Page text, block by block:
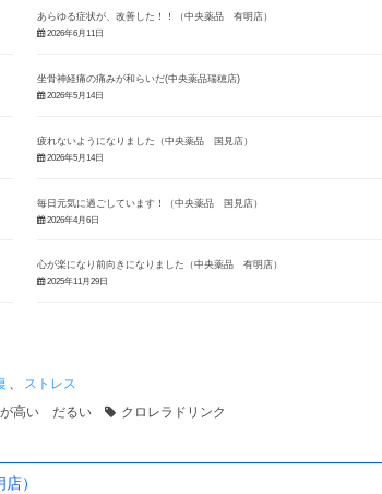
あらゆる症状が、改善した！！（中央薬品 有明店）
2026年6月11日
坐骨神経痛の痛みが和らいだ(中央薬品瑞穂店)
2026年5月14日
疲れないようになりました（中央薬品 国見店）
2026年5月14日
毎日元気に過ごしています！（中央薬品 国見店）
2026年4月6日
心が楽になり前向きになりました（中央薬品 有明店）
2025年11月29日
、 ストレス
高い だるい クロレラドリンク
）